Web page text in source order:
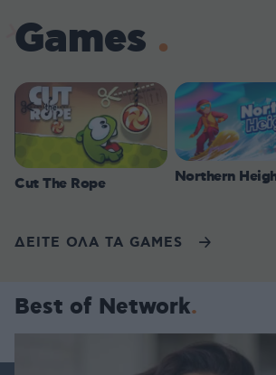
Games
Cut The Rope Northern
ΔΕΙΤΕ ΟΛΑ ΤΑ GAMES
Best of Network